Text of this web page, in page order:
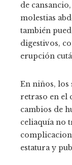
de
molestias
también
digestivos,
erupción
En niños,
retraso en el
cambios de
celiaquía no
estatura y